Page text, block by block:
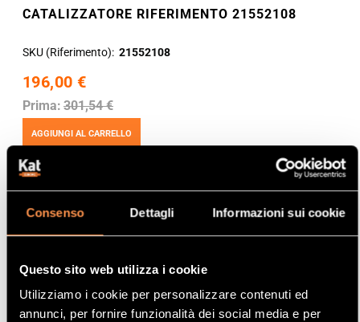
Consenso Dettagli Informazioni sui cookie
Questo sito web utilizza i cookie
Utilizziamo i cookie per personalizzare contenuti ed
annunci, per fornire funzionalità dei social media e per
CATALIZZATORE RIFERIMENTO 21552108
SKU (Riferimento) 21552108
196,00 €
Prima: 301,54 €
AGGIUNGI AL CARRELLO
Mostrare Per pagina